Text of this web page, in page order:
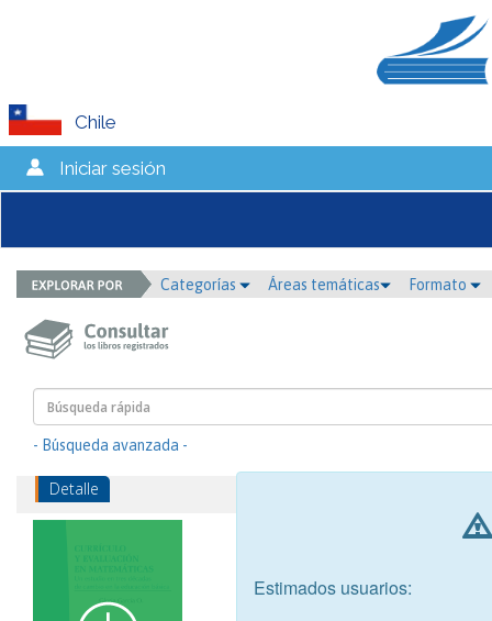
Chile
Iniciar sesión
Categorías Áreas temáticas Formato
- Búsqueda avanzada -
Detalle
Estimados usuarios: